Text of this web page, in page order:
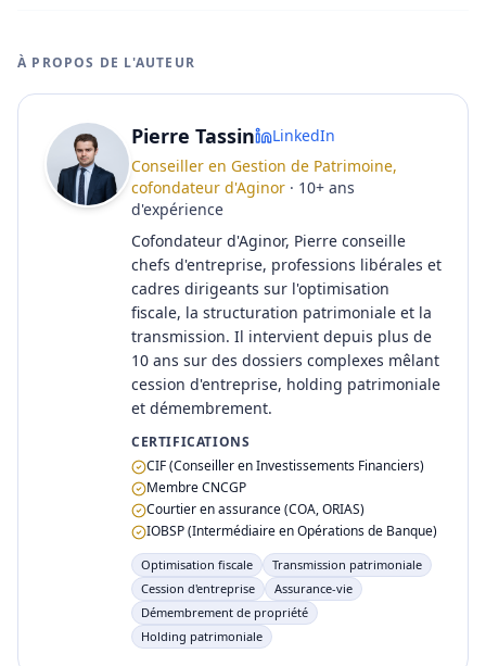
À PROPOS DE L'AUTEUR
Pierre Tassin
LinkedIn
Conseiller en Gestion de Patrimoine,
cofondateur d'Aginor · 10+ ans
d'expérience
Cofondateur d'Aginor, Pierre conseille
chefs d'entreprise, professions libérales et
cadres dirigeants sur l'optimisation
fiscale, la structuration patrimoniale et la
transmission. Il intervient depuis plus de
10 ans sur des dossiers complexes mêlant
cession d'entreprise, holding patrimoniale
et démembrement.
CERTIFICATIONS
CIF (Conseiller en Investissements Financiers)
Membre CNCGP
Courtier en assurance (COA, ORIAS)
IOBSP (Intermédiaire en Opérations de Banque)
Optimisation fiscale
Transmission patrimoniale
Cession d'entreprise
Assurance-vie
Démembrement de propriété
Holding patrimoniale